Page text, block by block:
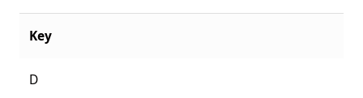
Key
D